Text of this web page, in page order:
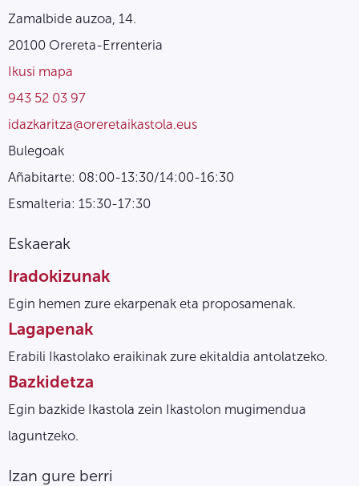
Zamalbide auzoa, 14.
20100 Orereta-Errenteria
Ikusi mapa
943 52 03 97
idazkaritza@oreretaikastola.eus
Bulegoak
Añabitarte: 08:00-13:30/14:00-16:30
Esmalteria: 15:30-17:30
Eskaerak
Iradokizunak
Egin hemen zure ekarpenak eta proposamenak.
Lagapenak
Erabili Ikastolako eraikinak zure ekitaldia antolatzeko.
Bazkidetza
Egin bazkide Ikastola zein Ikastolon mugimendua
laguntzeko.
Izan gure berri